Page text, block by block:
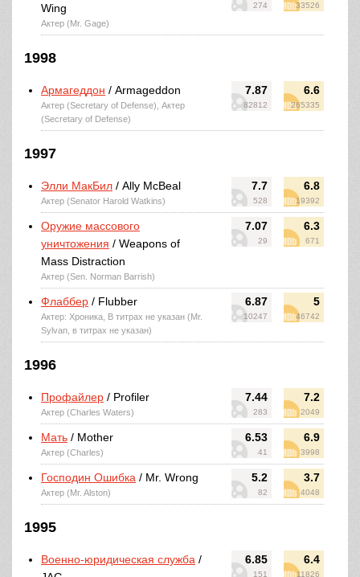
274 33526
Wing
Актер (Mr. Gage)
1998
7.87
82812
6.6
265335
Армагеддон / Armageddon
Актер (Secretary of Defense), Актер
(Secretary of Defense)
1997
7.7
528
6.8
19392
Элли МакБил / Ally McBeal
Актер (Senator Harold Watkins)
7.07
29
6.3
671
Оружие массового
уничтожения / Weapons of
Mass Distraction
Актер (Sen. Norman Barrish)
6.87
10247
5
46742
Флаббер / Flubber
Актер: Хроника, В титрах не указан (Mr.
Sylvan, в титрах не указан)
1996
7.44
283
7.2
2049
Профайлер / Profiler
Актер (Charles Waters)
6.53
41
6.9
3998
Мать / Mother
Актер (Charles)
5.2
82
3.7
4048
Господин Ошибка / Mr. Wrong
Актер (Mr. Alston)
1995
6.85
151
6.4
11826
Военно-юридическая служба /